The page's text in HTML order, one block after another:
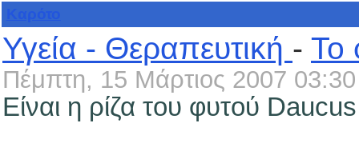
Υγεία - Θεραπευτική - Το
Πέμπτη, 15 Μάρτιος 2007 03:30
Είναι η ρίζα του φυτού